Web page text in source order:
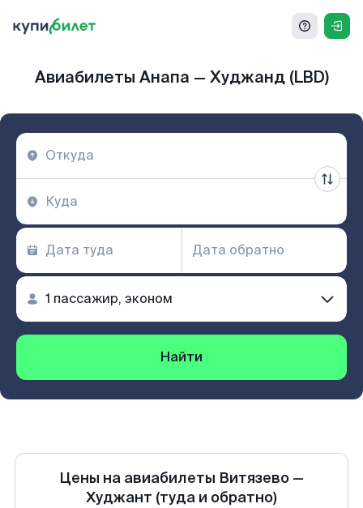
Авиабилеты Анапа — Худжанд (LBD)
Найти
Цены на авиабилеты Витязево —
Худжант (туда и обратно)